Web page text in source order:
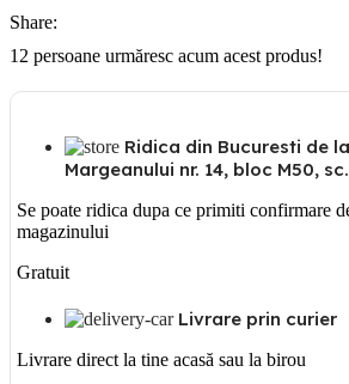
Share:
12 persoane urmăresc acum acest produs!
Ridica din Bucuresti de
Margeanului nr. 14, bloc M50,
Se poate ridica dupa ce primiti confirmare
magazinului
Gratuit
Livrare prin curier
Livrare direct la tine acasă sau la birou